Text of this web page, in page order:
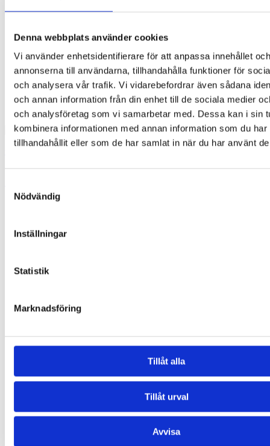
Denna webbplats använder cookies
Vi använder enhetsidentifierare för att anpassa innehållet och
annonserna till användarna, tillhandahålla funktioner för
och analysera vår trafik. Vi vidarebefordrar även sådana
och annan information från din enhet till de sociala medier
och analysföretag som vi samarbetar med. Dessa kan i sin
kombinera informationen med annan information som du har
tillhandahållit eller som de har samlat in när du har använt
Nödvändig
Inställningar
Statistik
Marknadsföring
Tillåt alla
Tillåt urval
Avvisa